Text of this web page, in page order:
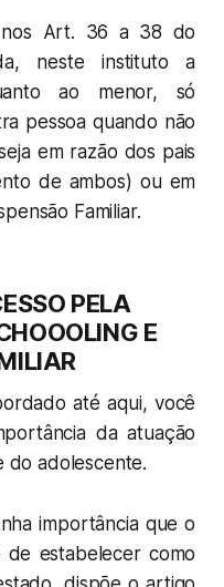
nos Art. 36 a 38 do
neste instituto a
ao menor, só
pessoa quando não
em razão dos pais
de ambos) ou em
Familiar.
PELA
E
até aqui, você
da atuação
do adolescente.
importância que o
estabelecer como